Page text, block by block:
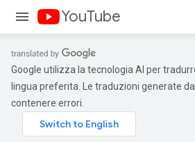
YouTube
Google utilizza la tecnologia AI per
lingua preferita. Le traduzioni generate
contenere errori.